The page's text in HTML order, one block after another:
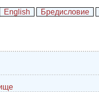
English Бредисловие